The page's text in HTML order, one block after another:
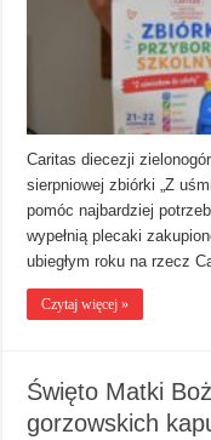
Caritas diecezji
sierpniowej zbiórki „Z
pomóc najbardziej
wypełnią plecaki
ubiegłym roku na rzecz
Czytaj więcej »
Święto Matki
gorzowskich